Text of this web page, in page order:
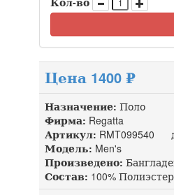
Цена 1400 ₽
Назначение: Поло
Фирма: Regatta
Артикул: RMT099540
Модель: Men's
Произведено:
Состав: 100% Полиэстер